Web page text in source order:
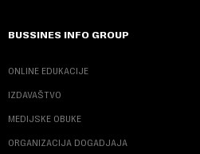
BUSSINES INFO GROUP
ONLINE EDUKACIJE
IZDAVAŠTVO
MEDIJSKE OBUKE
ORGANIZACIJA DOGADJAJA